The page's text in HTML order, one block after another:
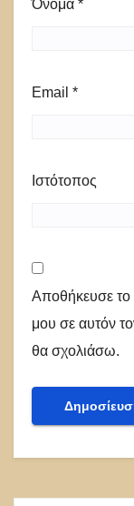
Όνομα *
Email *
Ιστότοπος
Αποθήκευσε το
μου σε αυτόν
θα σχολιάσω.